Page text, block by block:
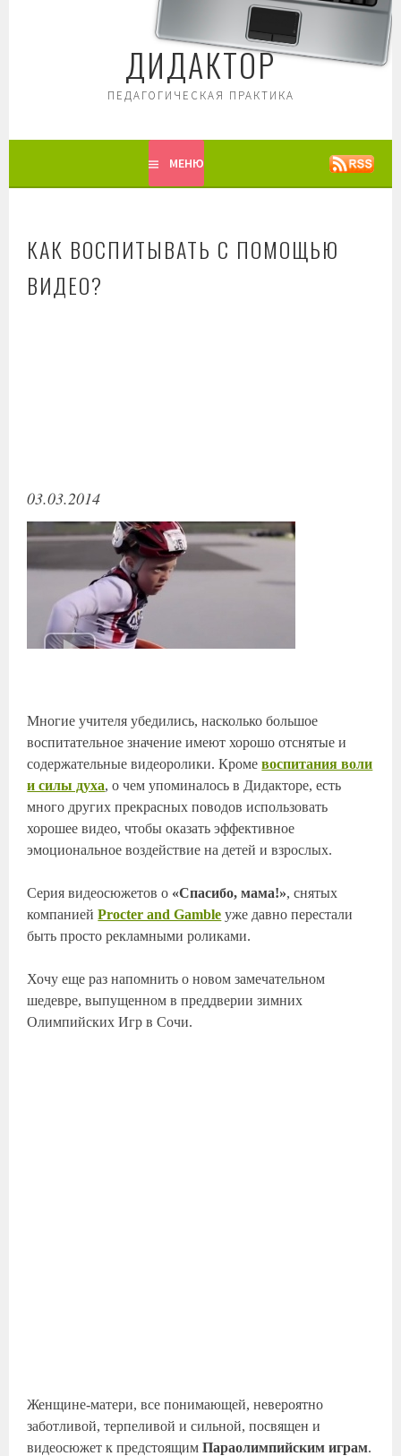
ДИДАКТОР
ПЕДАГОГИЧЕСКАЯ ПРАКТИКА
МЕНЮ
КАК ВОСПИТЫВАТЬ С ПОМОЩЬЮ
ВИДЕО?
03.03.2014
Многие учителя убедились, насколько большое
воспитательное значение имеют хорошо отснятые и
содержательные видеоролики. Кромевоспитания воли
и силы духа, о чем упоминалось в Дидакторе, есть
много других прекрасных поводов использовать
хорошее видео, чтобы оказать эффективное
эмоциональное воздействие на детей и взрослых.
Серия видеосюжетов о «Спасибо, мама!», снятых
компаниейProcter and Gamble уже давно перестали
быть просто рекламными роликами.
Хочу еще раз напомнить о новом замечательном
шедевре, выпущенном в преддверии зимних
Олимпийских Игр в Сочи.
Женщине-матери, все понимающей, невероятно
заботливой, терпеливой и сильной, посвящен и
видеосюжет к предстоящимПараолимпийским играм.